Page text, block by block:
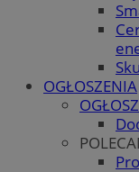
OGŁOSZENIA